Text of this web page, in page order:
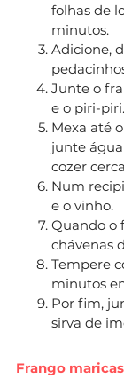
folhas de
minutos.
Adicione,
Junte o
e o piri-piri.
Mexa até
junte
cozer
Num
e o vinho.
Quando o
chávenas
Tempere
minutos
Por fim,
sirva de
Frango maricas